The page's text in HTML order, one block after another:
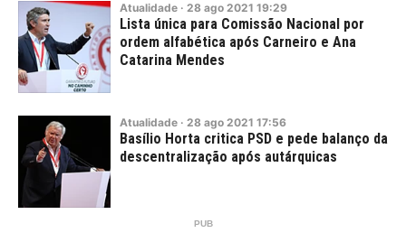
Atualidade · 28 ago 2021 19:29
Lista única para Comissão Nacional por
ordem alfabética após Carneiro e Ana
Catarina Mendes
Atualidade · 28 ago 2021 17:56
Basílio Horta critica PSD e pede balanço da
descentralização após autárquicas